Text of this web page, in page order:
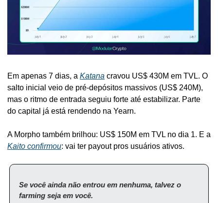
Em apenas 7 dias, a Katana cravou US$ 430M em TVL. O
salto inicial veio de pré-depósitos massivos (US$ 240M),
mas o ritmo de entrada seguiu forte até estabilizar. Parte
do capital já está rendendo na Yearn.
Kaito confirmou: vai ter payout pros usuários ativos.
Se você ainda não entrou em nenhuma, talvez o
farming seja em você.